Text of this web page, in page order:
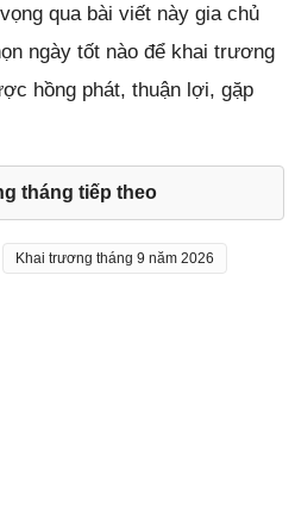
qua bài viết này gia chủ
ngày tốt nào để khai trương
hồng phát, thuận lợi, gặp
tháng tiếp theo
Khai trương tháng 9 năm 2026